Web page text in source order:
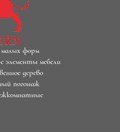
малых форм
элементы мебели
дерево
погонаж